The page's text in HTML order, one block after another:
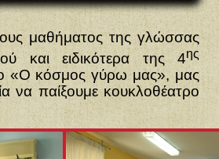
μαθήματος της γλώσσας
και ειδικότερα της 4ης
«Ο κόσμος γύρω μας», μας
να παίξουμε κουκλοθέατρο